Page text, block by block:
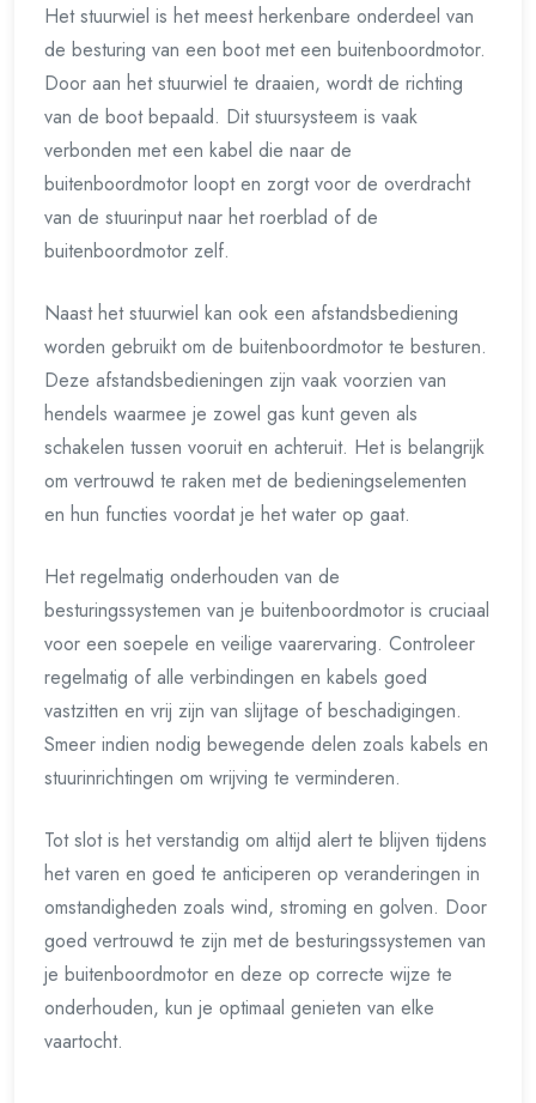
Het stuurwiel is het meest herkenbare onderdeel van
de besturing van een boot met een buitenboordmotor.
Door aan het stuurwiel te draaien, wordt de richting
van de boot bepaald. Dit stuursysteem is vaak
verbonden met een kabel die naar de
buitenboordmotor loopt en zorgt voor de overdracht
van de stuurinput naar het roerblad of de
buitenboordmotor zelf.
Naast het stuurwiel kan ook een afstandsbediening
worden gebruikt om de buitenboordmotor te besturen.
Deze afstandsbedieningen zijn vaak voorzien van
hendels waarmee je zowel gas kunt geven als
schakelen tussen vooruit en achteruit. Het is belangrijk
om vertrouwd te raken met de bedieningselementen
en hun functies voordat je het water op gaat.
Het regelmatig onderhouden van de
besturingssystemen van je buitenboordmotor is cruciaal
voor een soepele en veilige vaarervaring. Controleer
regelmatig of alle verbindingen en kabels goed
vastzitten en vrij zijn van slijtage of beschadigingen.
Smeer indien nodig bewegende delen zoals kabels en
stuurinrichtingen om wrijving te verminderen.
Tot slot is het verstandig om altijd alert te blijven tijdens
het varen en goed te anticiperen op veranderingen in
omstandigheden zoals wind, stroming en golven. Door
goed vertrouwd te zijn met de besturingssystemen van
je buitenboordmotor en deze op correcte wijze te
onderhouden, kun je optimaal genieten van elke
vaartocht.